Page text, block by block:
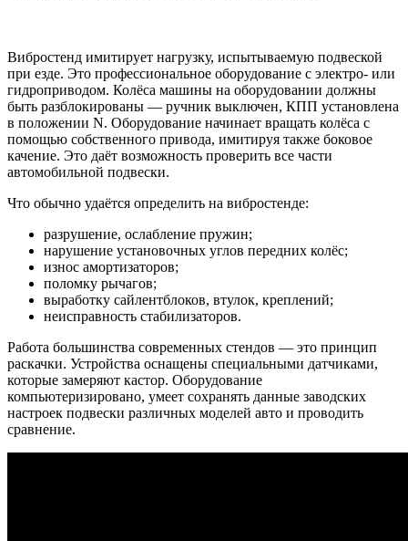
Вибростенд имитирует нагрузку, испытываемую подвеской
при езде. Это профессиональное оборудование с электро- или
гидроприводом. Колёса машины на оборудовании должны
быть разблокированы — ручник выключен, КПП установлена
в положении N. Оборудование начинает вращать колёса с
помощью собственного привода, имитируя также боковое
качение. Это даёт возможность проверить все части
автомобильной подвески.
Что обычно удаётся определить на вибростенде:
разрушение, ослабление пружин;
нарушение установочных углов передних колёс;
износ амортизаторов;
поломку рычагов;
выработку сайлентблоков, втулок, креплений;
неисправность стабилизаторов.
Работа большинства современных стендов — это принцип
раскачки. Устройства оснащены специальными датчиками,
которые замеряют кастор. Оборудование
компьютеризировано, умеет сохранять данные заводских
настроек подвески различных моделей авто и проводить
сравнение.